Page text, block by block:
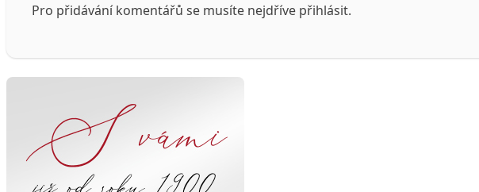
Pro přidávání komentářů se musíte nejdříve přihlásit.